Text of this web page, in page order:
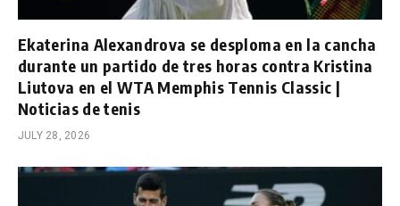
Ekaterina Alexandrova se desploma en la cancha
durante un partido de tres horas contra Kristina
Liutova en el WTA Memphis Tennis Classic |
Noticias de tenis
JULY 28, 2026